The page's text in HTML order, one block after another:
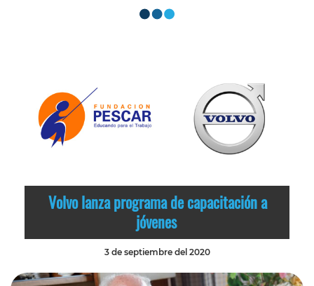
Volvo lanza programa de capacitación a
jóvenes
3 de septiembre del 2020